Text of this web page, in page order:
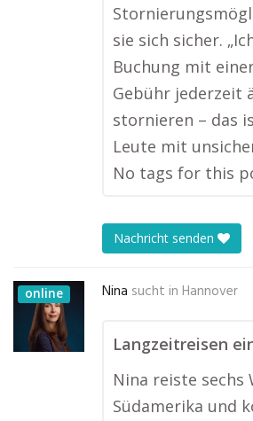
sie sich sicher.
Buchung mit
Gebühr jederzeit
stornieren – das
Leute mit
No tags for this
Nachricht senden
online Nina sucht in Hannover
Langzeitreisen
Nina reiste sechs
Südamerika und